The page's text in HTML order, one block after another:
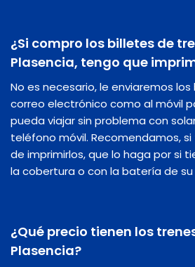
¿Si compro los billetes de
Plasencia, tengo que
No es necesario, le enviaremos
correo electrónico como al móvil
pueda viajar sin problema con
teléfono móvil. Recomendamos,
de imprimirlos, que lo haga por si
la cobertura o con la batería de
¿Qué precio tienen los
Plasencia?